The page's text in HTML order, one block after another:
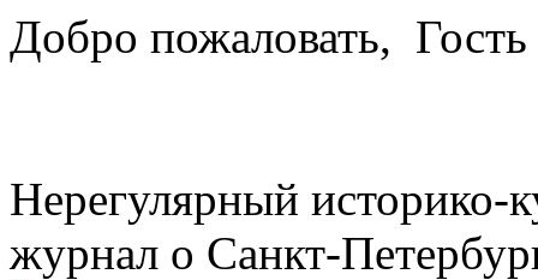
Добро пожаловать, Гость
Нерегулярный историко-
журнал о Санкт-